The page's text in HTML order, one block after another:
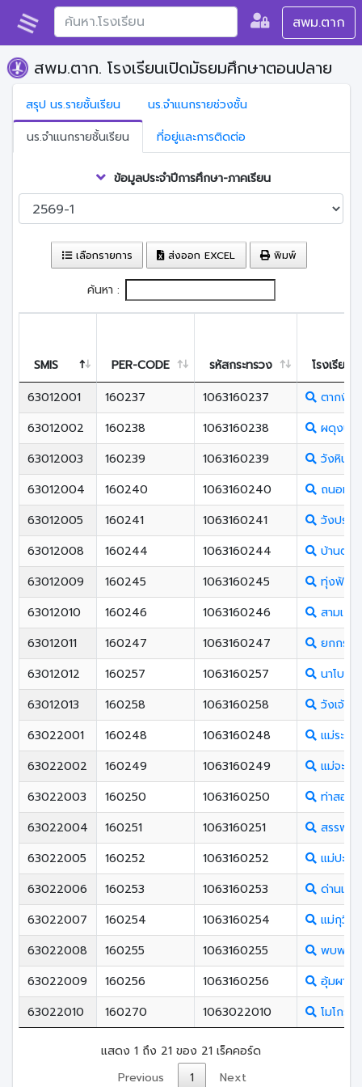
สพม.ตาก
สพม.ตาก. โรงเรียนเปิดมัธยมศึกษาตอนปลาย
สรุป นร.รายชั้นเรียน
นร.จำแนกรายช่วงชั้น
นร.จำแนกรายชั้นเรียน
ที่อยู่และการติดต่อ
ข้อมูลประจำปีการศึกษา-ภาคเรียน
เลือกรายการ ส่งออก EXCEL พิมพ์
ค้นหา :
SMIS PER-CODE รหัสกระทรวง
โรงเรียน
63012001
160237 1063160237
ตากพิท
63012002
160238 1063160238
ผดุงปั
63012003
160239 1063160239
วังหินกิ
63012004
160240 1063160240
ถนอมร
63012005
160241 1063160241
วังประ
63012008
160244 1063160244
บ้านตาก
63012009
160245 1063160245
ทุ่งฟ้าวิ
63012010
160246 1063160246
สามเงา
63012011
160247 1063160247
ยกกระ
63012012
160257 1063160257
นาโบส
63012013
160258 1063160258
วังเจ้าวิ
63022001
160248 1063160248
แม่ระม
63022002
160249 1063160249
แม่จะเร
63022003
160250 1063160250
ท่าสอง
63022004
160251 1063160251
สรรพวิ
63022005
160252 1063160252
แม่ปะวิ
63022006
160253 1063160253
ด่านแม่
63022007
160254 1063160254
แม่กุวิท
63022008
160255 1063160255
พบพระ
63022009
160256 1063160256
อุ้มผาง
63022010
160270 1063022010 โมโกรวิ
แสดง 1 ถึง 21 ของ 21 เร็คคอร์ด
Previous
1 Next